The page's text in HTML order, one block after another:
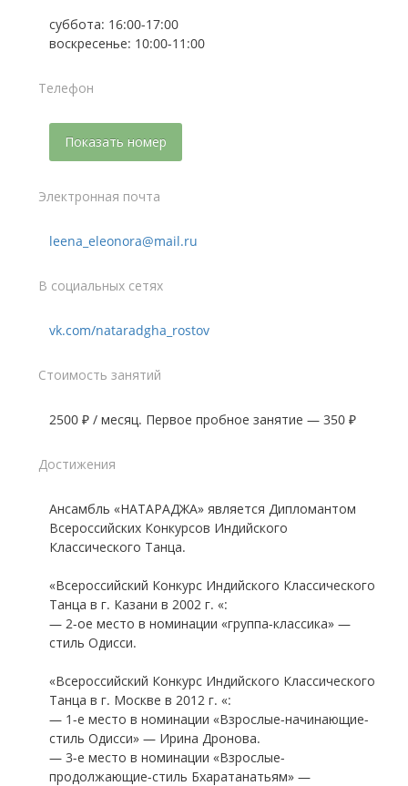
суббота: 16:00-17:00
воскресенье: 10:00-11:00
Телефон
Показать номер
Электронная почта
leena_eleonora@mail.ru
В социальных сетях
vk.com/nataradgha_rostov
Стоимость занятий
2500 ₽ / месяц. Первое пробное занятие — 350 ₽
Достижения
Ансамбль «НАТАРАДЖА» является Дипломантом
Всероссийских Конкурсов Индийского
Классического Танца.
«Всероссийский Конкурс Индийского Классического
Танца в г. Казани в 2002 г. «:
— 2-ое место в номинации «группа-классика» —
стиль Одисси.
«Всероссийский Конкурс Индийского Классического
Танца в г. Москве в 2012 г. «:
— 1-е место в номинации «Взрослые-начинающие-
стиль Одисси» — Ирина Дронова.
— 3-е место в номинации «Взрослые-
продолжающие-стиль Бхаратанатьям» —